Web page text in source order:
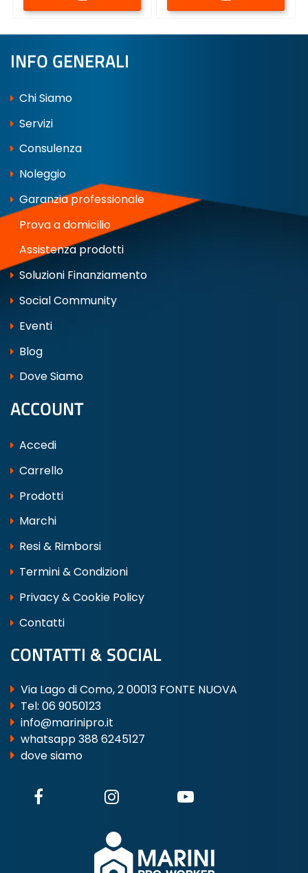
INFO GENERALI
Chi Siamo
Servizi
Consulenza
Noleggio
Garanzia professionale
Prova a domicilio
Assistenza prodotti
Soluzioni Finanziamento
Social Community
Eventi
Blog
Dove Siamo
ACCOUNT
Accedi
Carrello
Prodotti
Marchi
Resi & Rimborsi
Termini & Condizioni
Privacy & Cookie Policy
Contatti
CONTATTI & SOCIAL
Via Lago di Como, 2 00013 FONTE NUOVA
Tel: 06 9050123
info@marinipro.it
whatsapp 388 6245127
dove siamo